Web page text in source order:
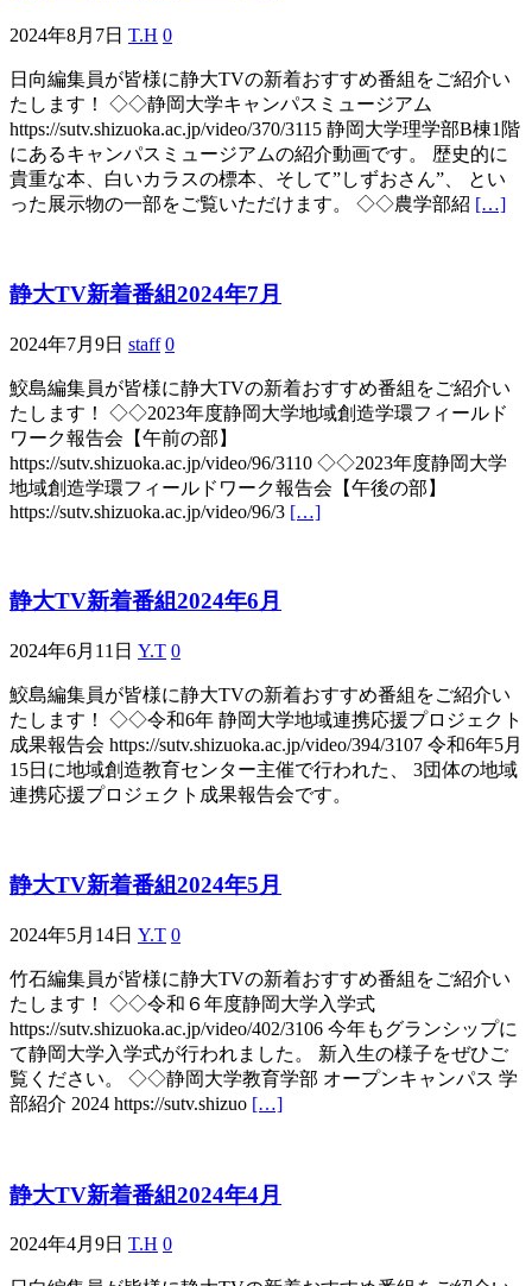
2024年8月7日 T.H 0
日向編集員が皆様に静大TVの新着おすすめ番組をご紹介い
たします！ ◇◇静岡大学キャンパスミュージアム
https://sutv.shizuoka.ac.jp/video/370/3115 静岡大学理学部B棟1階
にあるキャンパスミュージアムの紹介動画です。 歴史的に
貴重な本、白いカラスの標本、そして”しずおさん”、 とい
った展示物の一部をご覧いただけます。 ◇◇農学部紹 […]
静大TV新着番組2024年7月
2024年7月9日 staff 0
鮫島編集員が皆様に静大TVの新着おすすめ番組をご紹介い
たします！ ◇◇2023年度静岡大学地域創造学環フィールド
ワーク報告会【午前の部】
https://sutv.shizuoka.ac.jp/video/96/3110 ◇◇2023年度静岡大学
地域創造学環フィールドワーク報告会【午後の部】
https://sutv.shizuoka.ac.jp/video/96/3 […]
静大TV新着番組2024年6月
2024年6月11日 Y.T 0
鮫島編集員が皆様に静大TVの新着おすすめ番組をご紹介い
たします！ ◇◇令和6年 静岡大学地域連携応援プロジェクト
成果報告会 https://sutv.shizuoka.ac.jp/video/394/3107 令和6年5月
15日に地域創造教育センター主催で行われた、 3団体の地域
連携応援プロジェクト成果報告会です。
静大TV新着番組2024年5月
2024年5月14日 Y.T 0
竹石編集員が皆様に静大TVの新着おすすめ番組をご紹介い
たします！ ◇◇令和６年度静岡大学入学式
https://sutv.shizuoka.ac.jp/video/402/3106 今年もグランシップに
て静岡大学入学式が行われました。 新入生の様子をぜひご
覧ください。 ◇◇静岡大学教育学部 オープンキャンパス 学
部紹介 2024 https://sutv.shizuo […]
静大TV新着番組2024年4月
2024年4月9日 T.H 0